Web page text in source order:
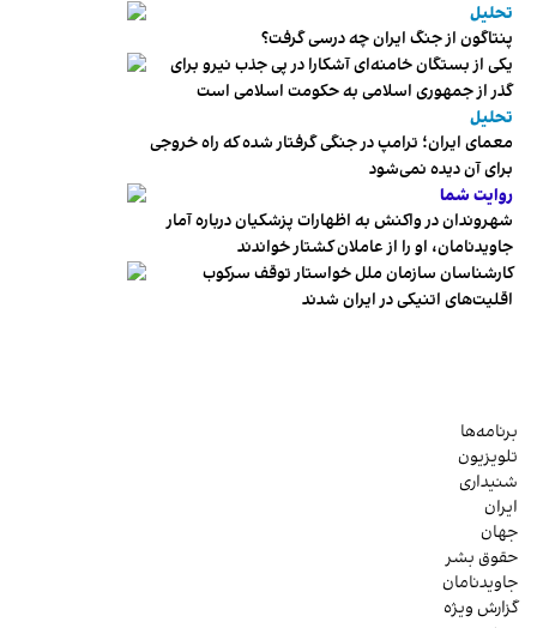
تحلیل
پنتاگون از جنگ ایران چه درسی گرفت؟
یکی از بستگان خامنه‌ای آشکارا در پی جذب نیرو برای
گذر از جمهوری اسلامی به حکومت اسلامی است
تحلیل
معمای ایران؛ ترامپ در جنگی گرفتار شده که راه خروجی
برای آن دیده نمی‌شود
روایت شما
شهروندان در واکنش به اظهارات پزشکیان درباره آمار
جاویدنامان، او را از عاملان کشتار خواندند
کارشناسان سازمان ملل خواستار توقف سرکوب
اقلیت‌های اتنیکی در ایران شدند
برنامه‌ها
تلویزیون
شنیداری
ایران
جهان
حقوق بشر
جاویدنامان
گزارش ویژه